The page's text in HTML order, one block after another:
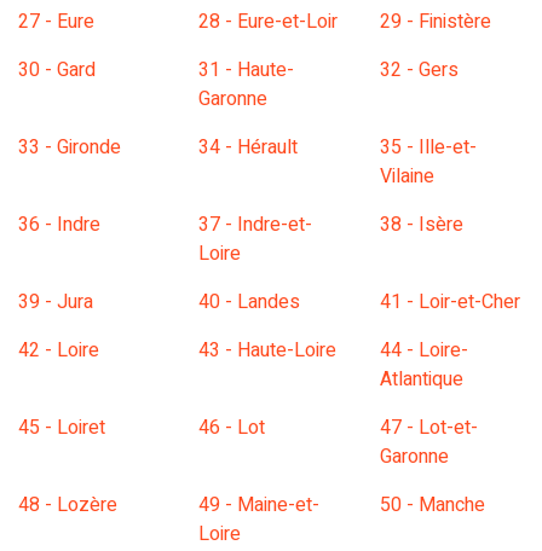
27 - Eure
28 - Eure-et-Loir
29 - Finistère
30 - Gard
31 - Haute-
Garonne
32 - Gers
33 - Gironde 34 - Hérault
35 - Ille-et-
Vilaine
36 - Indre
37 - Indre-et-
Loire
38 - Isère
39 - Jura 40 - Landes
41 - Loir-et-Cher
42 - Loire
43 - Haute-Loire
44 - Loire-
Atlantique
45 - Loiret
46 - Lot
47 - Lot-et-
Garonne
48 - Lozère
49 - Maine-et-
Loire
50 - Manche